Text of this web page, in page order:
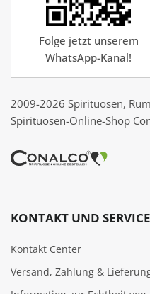
Folge jetzt unserem
WhatsApp-Kanal!
2009-2026 Spirituosen,
Spirituosen-Online-Shop
KONTAKT UND SERVICE
Kontakt Center
Versand, Zahlung &